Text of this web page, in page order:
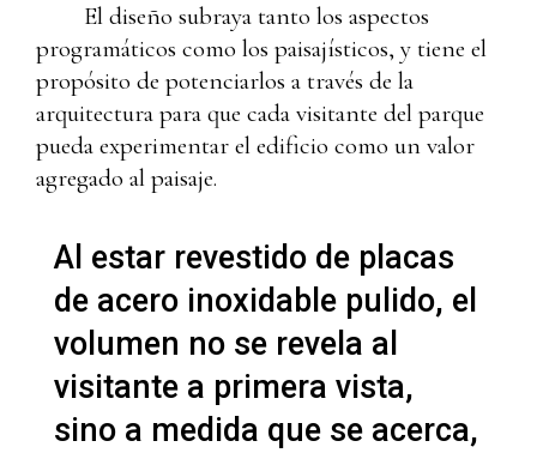
El diseño subraya tanto los aspectos
programáticos como los paisajísticos, y tiene el
propósito de potenciarlos a través de la
arquitectura para que cada visitante del parque
pueda experimentar el edificio como un valor
agregado al paisaje.
Al estar revestido de placas
de acero inoxidable pulido, el
volumen no se revela al
visitante a primera vista,
sino a medida que se acerca,